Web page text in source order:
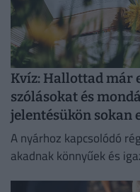
Kvíz: Hallottad már
szólásokat és
jelentésükön sokan
A nyárhoz kapcsolódó
akadnak könnyűek és